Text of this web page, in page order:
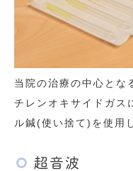
当院の治療の中心とな
チレンオキサイドガス
ル鍼(使い捨て)を使用
超音波